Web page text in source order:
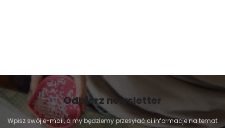
Odbierz newsletter
Wpisz swój e-mail, a my będziemy przesyłać ci informacje na temat